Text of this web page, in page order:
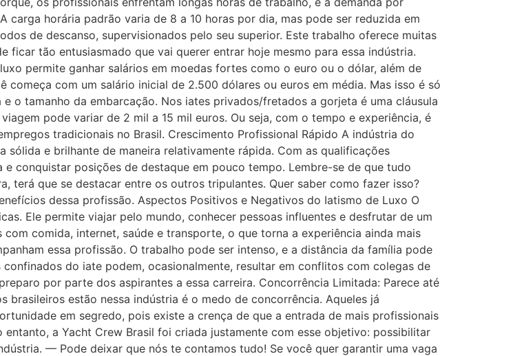
horária padrão varia de 8 a 10 horas por dia, mas pode ser reduzida em
de descanso, supervisionados pelo seu superior. Este trabalho oferece muitas
ficar tão entusiasmado que vai querer entrar hoje mesmo para essa indústria.
permite ganhar salários em moedas fortes como o euro ou o dólar, além de
com um salário inicial de 2.500 dólares ou euros em média. Mas isso é só
o tamanho da embarcação. Nos iates privados/fretados a gorjeta é uma cláusula
pode variar de 2 mil a 15 mil euros. Ou seja, com o tempo e experiência, é
tradicionais no Brasil. Crescimento Profissional Rápido A indústria do
e brilhante de maneira relativamente rápida. Com as qualificações
conquistar posições de destaque em pouco tempo. Lembre-se de que tudo
terá que se destacar entre os outros tripulantes. Quer saber como fazer isso?
dessa profissão. Aspectos Positivos e Negativos do Iatismo de Luxo O
Ele permite viajar pelo mundo, conhecer pessoas influentes e desfrutar de um
comida, internet, saúde e transporte, o que torna a experiência ainda mais
essa profissão. O trabalho pode ser intenso, e a distância da família pode
do iate podem, ocasionalmente, resultar em conflitos com colegas de
por parte dos aspirantes a essa carreira. Concorrência Limitada: Parece até
estão nessa indústria é o medo de concorrência. Aqueles já
em segredo, pois existe a crença de que a entrada de mais profissionais
a Yacht Crew Brasil foi criada justamente com esse objetivo: possibilitar
— Pode deixar que nós te contamos tudo! Se você quer garantir uma vaga